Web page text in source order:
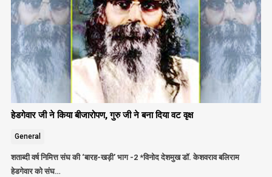
हेडगेवार जी ने किया बीजारोपण, गुरु जी ने बना दिया वट वृक्ष
General
शताब्दी वर्ष निमित्त संघ की ‘बारह-खड़ी’ भाग -2 *विनोद देशमुख डॉ. केशवराव बलिराम
हेडगेवार को संघ…